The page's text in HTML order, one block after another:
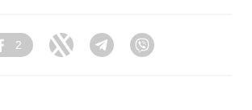
Facebook
2
Twitter Telegram